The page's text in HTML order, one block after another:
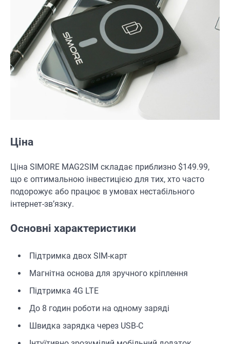
Ціна
Ціна SIMORE MAG2SIM складає приблизно $149.99,
що є оптимальною інвестицією для тих, хто часто
подорожує або працює в умовах нестабільного
інтернет-зв’язку.
Основні характеристики
Підтримка двох SIM-карт
Магнітна основа для зручного кріплення
Підтримка 4G LTE
До 8 годин роботи на одному заряді
Швидка зарядка через USB-C